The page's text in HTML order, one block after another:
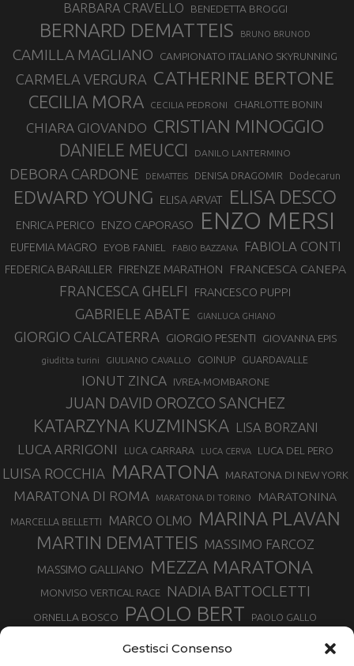
Gestisci Consenso
BARBARA CRAVELLO BENEDETTA BROGGI
BERNARD DEMATTEIS BRUNO BRUNOD
CAMILLA MAGLIANO CAMPIONATO ITALIANO SKYRUNNING
CARMELA VERGURA CATHERINE BERTONE
CECILIA MORA CECILIA PEDRONI CHARLOTTE BONIN
CHIARA GIOVANDO CRISTIAN MINOGGIO
DANIELE MEUCCI DANILO LANTERMINO
DEBORA CARDONE DEMATTEIS DENISA DRAGOMIR Dodecarun
EDWARD YOUNG ELISA ARVAT ELISA DESCO
ENRICA PERICO ENZO CAPORASO ENZO MERSI
EUFEMIA MAGRO EYOB FANIEL FABIO BAZZANA FABIOLA CONTI
FEDERICA BARAILLER FIRENZE MARATHON FRANCESCA CANEPA
FRANCESCA GHELFI FRANCESCO PUPPI
GABRIELE ABATE GIANLUCA GHIANO
GIORGIO CALCATERRA GIORGIO PESENTI GIOVANNA EPIS
giuditta turini GIULIANO CAVALLO GOINUP GUARDAVALLE
IONUT ZINCA IVREA-MOMBARONE
JUAN DAVID OROZCO SANCHEZ
KATARZYNA KUZMINSKA LISA BORZANI
LUCA ARRIGONI LUCA CARRARA LUCA CERVA LUCA DEL PERO
LUISA ROCCHIA MARATONA MARATONA DI NEW YORK
MARATONA DI ROMA MARATONA DI TORINO MARATONINA
MARCELLA BELLETTI MARCO OLMO MARINA PLAVAN
MARTIN DEMATTEIS MASSIMO FARCOZ
MASSIMO GALLIANO MEZZA MARATONA
MONVISO VERTICAL RACE NADIA BATTOCLETTI
ORNELLA BOSCO PAOLO BERT PAOLO GALLO